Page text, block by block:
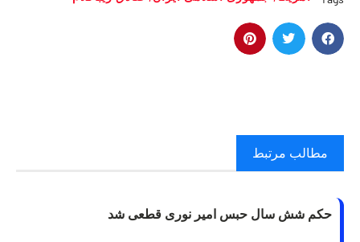
مطالب مرتبط
حکم شش سال حبس امیر نوری قطعی شد